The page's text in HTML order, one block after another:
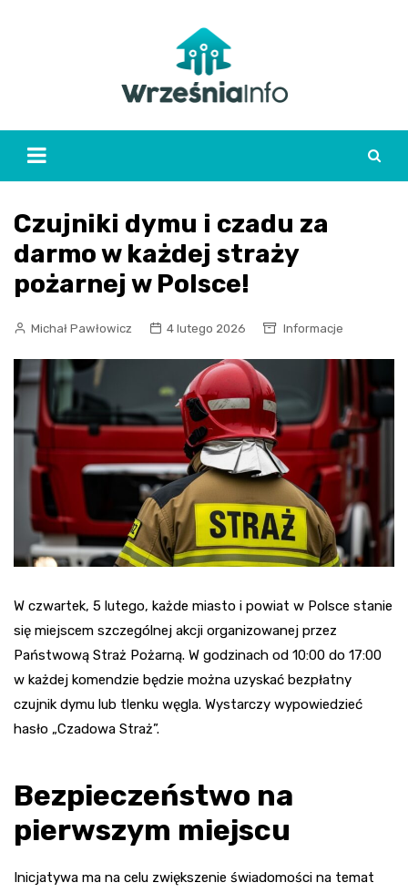
Czujniki dymu i czadu za
darmo w każdej straży
pożarnej w Polsce!
Michał Pawłowicz 4 lutego 2026 Informacje
W czwartek, 5 lutego, każde miasto i powiat w Polsce stanie
się miejscem szczególnej akcji organizowanej przez
Państwową Straż Pożarną. W godzinach od 10:00 do 17:00
w każdej komendzie będzie można uzyskać bezpłatny
czujnik dymu lub tlenku węgla. Wystarczy wypowiedzieć
hasło „Czadowa Straż”.
Bezpieczeństwo na
pierwszym miejscu
Inicjatywa ma na celu zwiększenie świadomości na temat